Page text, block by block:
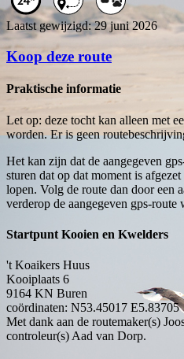
Laatst gewijzigd: 29 juni 2026
Koop deze route
Praktische informatie
Let op: deze tocht kan alleen met
worden. Er is geen
Het kan zijn dat de aangegeven
sturen dat op dat moment is
lopen. Volg de route dan door een
verderop de aangegeven gps-route
Startpunt Kooien en Kwelders
't Koaikers Huus
Kooiplaats 6
9164 KN Buren
coördinaten: N53.45017 E5.83705
Met dank aan de routemaker(s)
controleur(s) Aad van Dorp.